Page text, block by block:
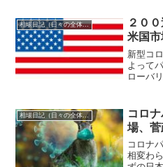
話ばか
相場日記（日々の全体相場観）
２０
米国市
新型コ
よって
ローバ
る方々
反応し
相場日記（日々の全体相場観）
コロ
場、
コロナ
相変わ